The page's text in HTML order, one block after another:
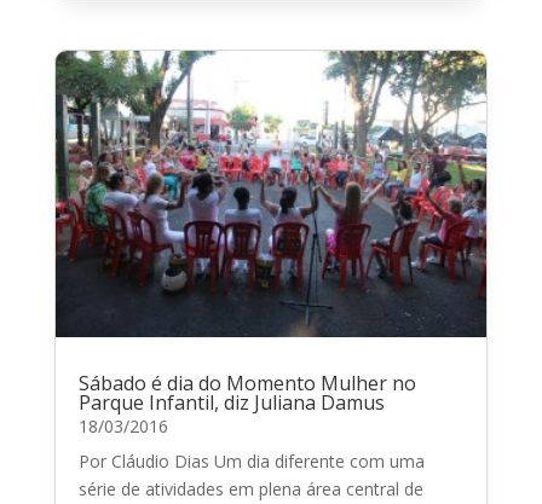
Sábado é dia do Momento Mulher no
Parque Infantil, diz Juliana Damus
18/03/2016
Por Cláudio Dias Um dia diferente com uma
série de atividades em plena área central de